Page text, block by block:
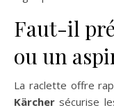
Faut-il
ou un
La raclette offre
Kärcher sécurise